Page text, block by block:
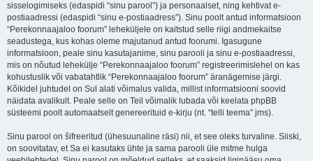
sisselogimiseks (edaspidi “sinu parool”) ja personaalset, ning kehtivat e-
postiaadressi (edaspidi “sinu e-postiaadress”). Sinu poolt antud informatsioon
“Perekonnaajaloo foorum” leheküljele on kaitstud selle riigi andmekaitse
seadustega, kus kohas oleme majutanud antud foorumi. Igasugune
informatsioon, peale sinu kasutajanime, sinu parooli ja sinu e-postiaadressi,
mis on nõutud lehekülje “Perekonnaajaloo foorum” registreerimislehel on kas
kohustuslik või vabatahtlik “Perekonnaajaloo foorum” äranägemise järgi.
Kõikidel juhtudel on Sul alati võimalus valida, millist informatsiooni soovid
näidata avalikult. Peale selle on Teil võimalik lubada või keelata phpBB
süsteemi poolt automaatselt genereerituid e-kirju (nt. “telli teema” jms).
Sinu parool on šifreeritud (ühesuunaline räsi) nii, et see oleks turvaline. Siiski,
on soovitatav, et Sa ei kasutaks ühte ja sama parooli üle mitme hulga